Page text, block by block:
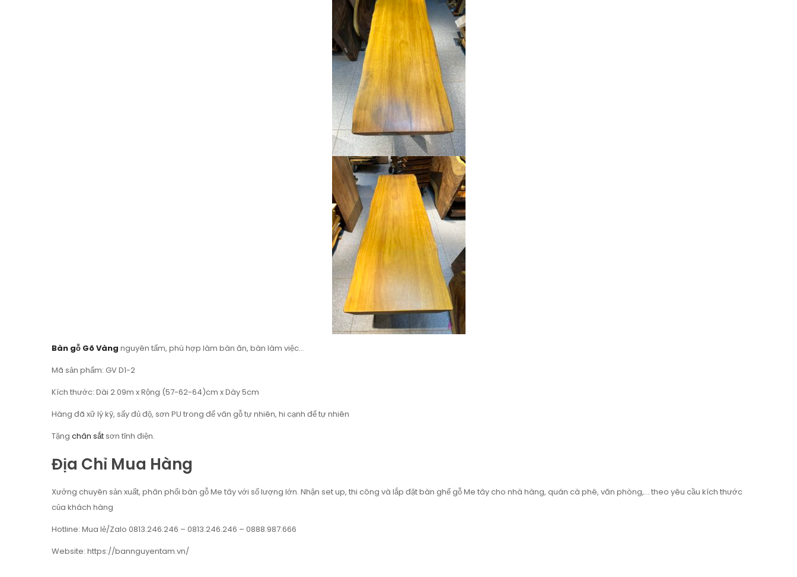
Bàn gỗ Gõ Vàng nguyên tấm, phù hợp làm bàn ăn, bàn làm việc…
Mã sản phẩm: GV D1-2
Kích thước: Dài 2.09m x Rộng (57-62-64)cm x Dày 5cm
Hàng đã xữ lý kỹ, sấy đủ độ, sơn PU trong để vân gỗ tự nhiên, hi cạnh để tự nhiên
Tặng chân sắtsơn tĩnh điện.
Địa Chỉ Mua Hàng
Xưởng chuyên sản xuất, phân phối bàn gỗ Me tây với số lượng lớn. Nhận set up, thi công và lắp đặt bàn ghế gỗ Me tây cho nhà hàng, quán cà phê, văn phòng,… theo yêu cầu kích thước
của khách hàng
Hotline: Mua lẻ/Zalo 0813.246.246 – 0813.246.246 – 0888.987.666
Website: https://bannguyentam.vn/